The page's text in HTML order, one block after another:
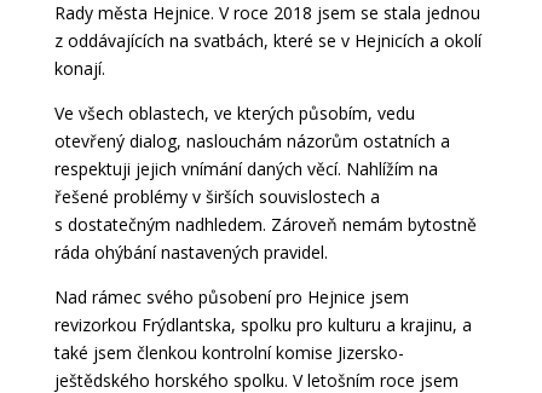
Rady města Hejnice. V roce 2018 jsem se stala jednou
z oddávajících na svatbách, které se v Hejnicích a okolí
konají.
Ve všech oblastech, ve kterých působím, vedu
otevřený dialog, naslouchám názorům ostatních a
respektuji jejich vnímání daných věcí. Nahlížím na
řešené problémy v širších souvislostech a
s dostatečným nadhledem. Zároveň nemám bytostně
ráda ohýbání nastavených pravidel.
Nad rámec svého působení pro Hejnice jsem
revizorkou Frýdlantska, spolku pro kulturu a krajinu, a
také jsem členkou kontrolní komise Jizersko-
ještědského horského spolku. V letošním roce jsem